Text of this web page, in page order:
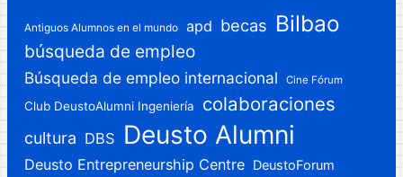
Antiguos Alumnos en el mundo apd becas Bilbao
búsqueda de empleo
Búsqueda de empleo internacional Cine Fórum
Club DeustoAlumni Ingeniería colaboraciones
cultura DBS Deusto Alumni
Deusto Entrepreneurship Centre DeustoForum